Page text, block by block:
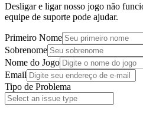
Desligar e ligar nosso jogo não
equipe de suporte pode ajudar.
Primeiro Nome
Sobrenome
Nome do Jogo
Email
Tipo de Problema